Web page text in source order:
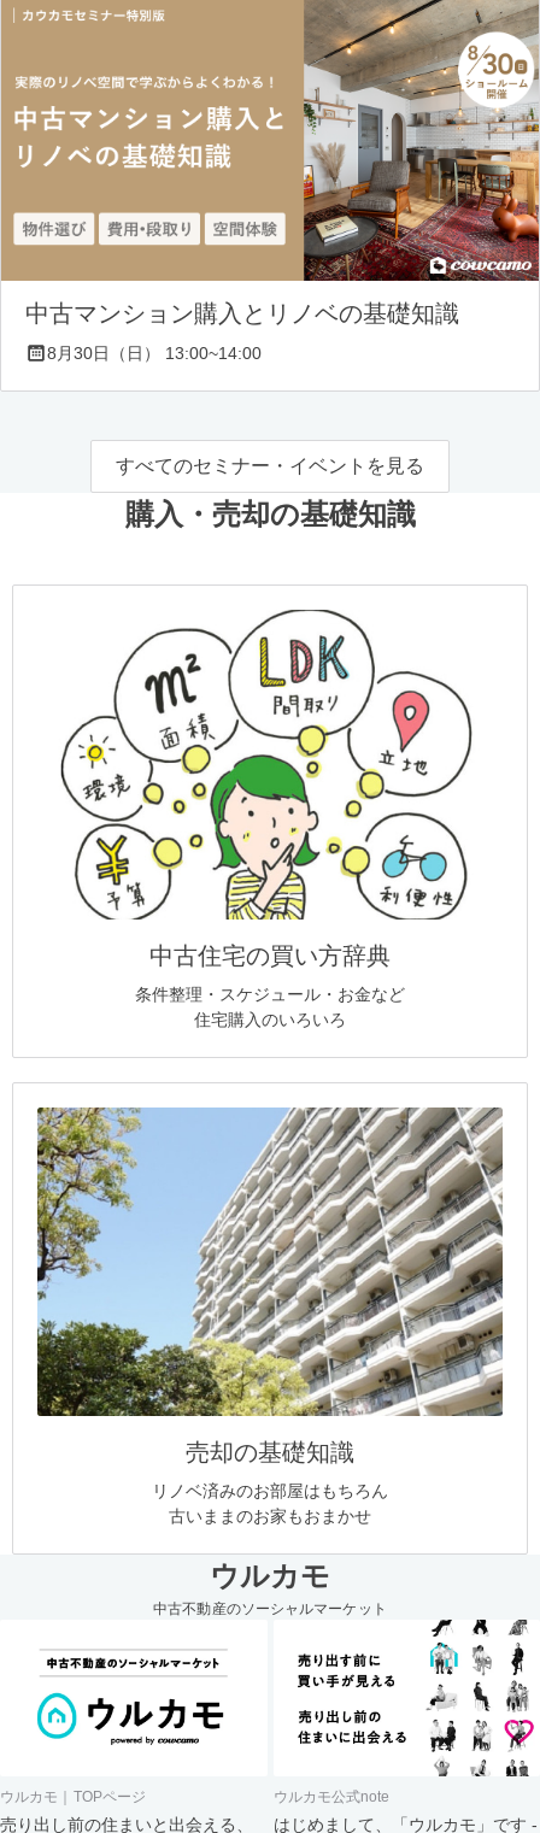
中古マンション購入とリノベの基礎知識
8月30日（日） 13:00~14:00
すべてのセミナー・イベントを見る
購入・売却の基礎知識
中古住宅の買い方辞典
条件整理・スケジュール・お金など
住宅購入のいろいろ
売却の基礎知識
リノベ済みのお部屋はもちろん
古いままのお家もおまかせ
ウルカモ
中古不動産のソーシャルマーケット
ウルカモ｜TOPページ
売り出し前の住まいと出会える、
ウルカモ公式note
はじめまして、「ウルカモ」です -